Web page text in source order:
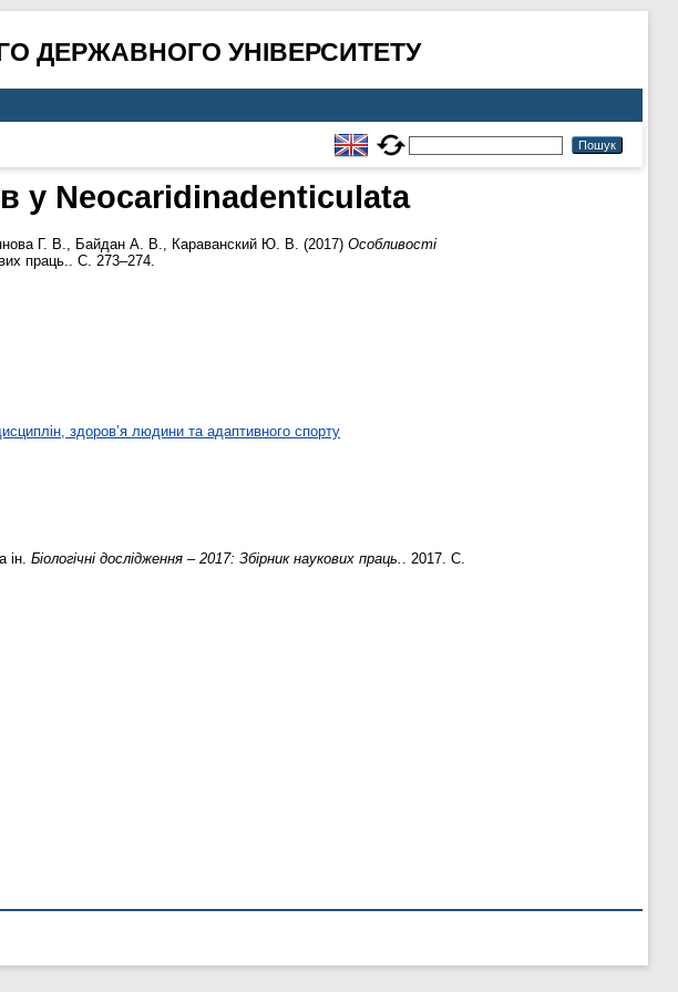
ДЕРЖАВНОГО УНІВЕРСИТЕТУ
у Neocaridinadenticulata
Г. В., Байдан А. В., Караванский Ю. В. (2017) Особливості
праць.. С. 273–274.
здоров’я людини та адаптивного спорту
ін. Біологічні дослідження – 2017: Збірник наукових праць. . 2017. С.